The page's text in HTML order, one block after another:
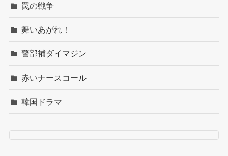
罠の戦争
舞いあがれ！
警部補ダイマジン
赤いナースコール
韓国ドラマ